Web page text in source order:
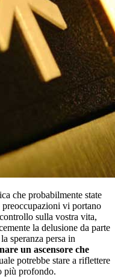
che probabilmente state
vi portano
sulla vostra vita,
la delusione da parte
speranza persa in
un ascensore che
potrebbe stare a riflettere
più profondo.